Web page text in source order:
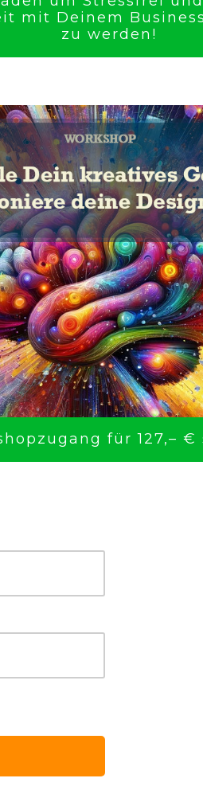
mit Deinem
zu werden!
für 127,– €